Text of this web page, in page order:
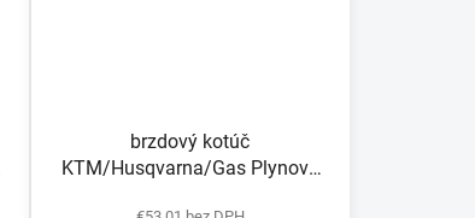
brzdový kotúč
KTM/Husqvarna/Gas Plynová